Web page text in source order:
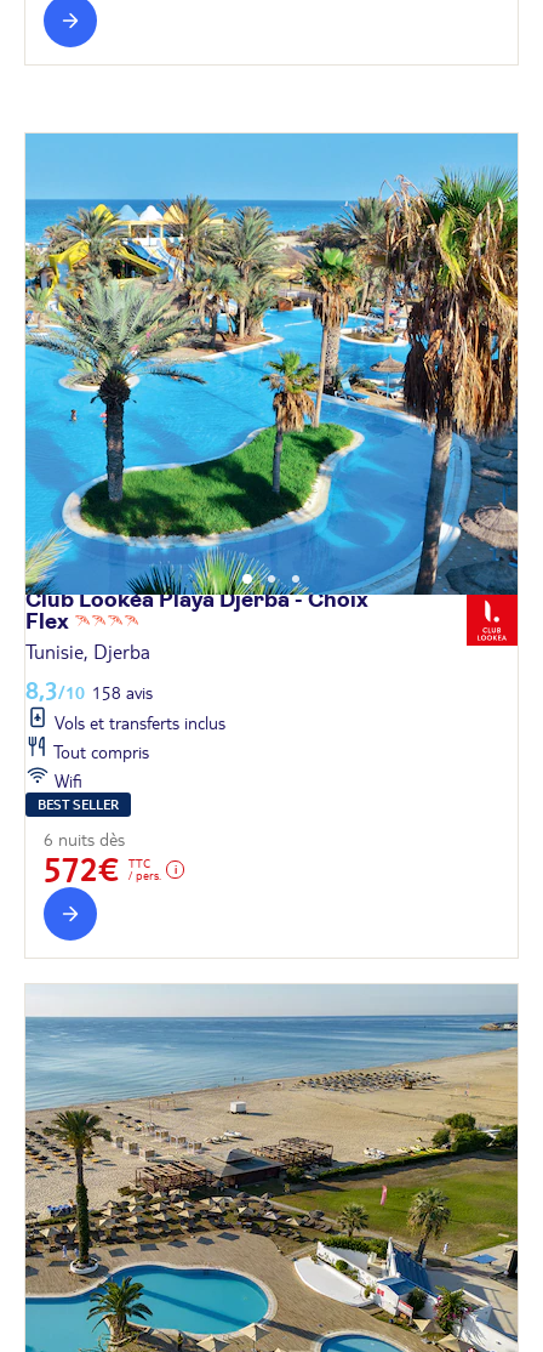
Club Lookéa Playa Djerba - Choix
Flex
Tunisie, Djerba
8,3/10 158 avis
Vols et transferts inclus
Tout compris
Wifi
BEST SELLER
6 nuits dès
572€
TTC
/ pers.